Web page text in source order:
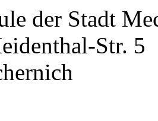
der Stadt
Str. 5